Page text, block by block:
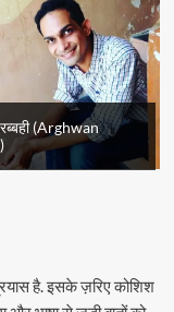
(Arghwan
है. इसके ज़रिए कोशिश